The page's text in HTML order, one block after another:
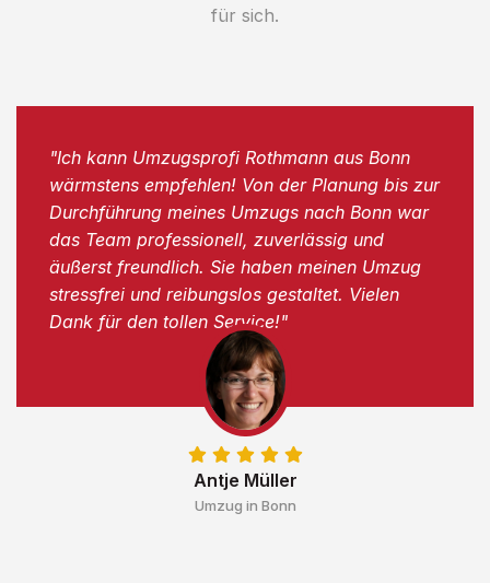
für sich.
Antje Müller
Umzug in Bonn
"Ich kann Umzugsprofi Rothmann aus Bonn
wärmstens empfehlen! Von der Planung bis zur
Durchführung meines Umzugs nach Bonn war
das Team professionell, zuverlässig und
äußerst freundlich. Sie haben meinen Umzug
stressfrei und reibungslos gestaltet. Vielen
Dank für den tollen Service!"